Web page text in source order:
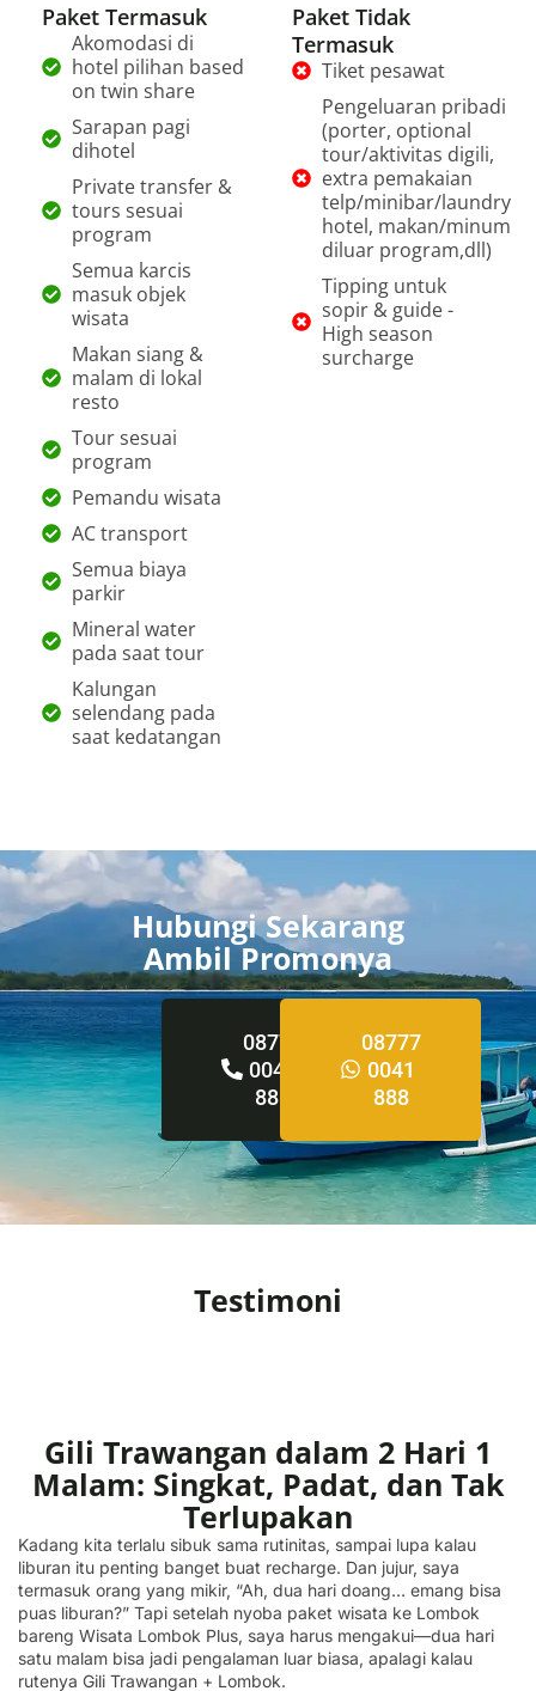
Paket Termasuk
Akomodasi di
hotel pilihan based
on twin share
Sarapan pagi
dihotel
Private transfer &
tours sesuai
program
Semua karcis
masuk objek
wisata
Makan siang &
malam di lokal
resto
Tour sesuai
program
Pemandu wisata
AC transport
Semua biaya
parkir
Mineral water
pada saat tour
Kalungan
selendang pada
saat kedatangan
Paket Tidak
Termasuk
Tiket pesawat
Pengeluaran pribadi
(porter, optional
tour/aktivitas digili,
extra pemakaian
telp/minibar/laundry
hotel, makan/minum
diluar program,dll)
Tipping untuk
sopir & guide -
High season
surcharge
Hubungi Sekarang
Ambil Promonya
08777
0041
888
08777
0041
888
Testimoni
Gili Trawangan dalam 2 Hari 1
Malam: Singkat, Padat, dan Tak
Terlupakan
Kadang kita terlalu sibuk sama rutinitas, sampai lupa kalau
liburan itu penting banget buat recharge. Dan jujur, saya
termasuk orang yang mikir, “Ah, dua hari doang… emang bisa
puas liburan?” Tapi setelah nyoba paket wisata ke Lombok
bareng Wisata Lombok Plus, saya harus mengakui—dua hari
satu malam bisa jadi pengalaman luar biasa, apalagi kalau
rutenya Gili Trawangan + Lombok.